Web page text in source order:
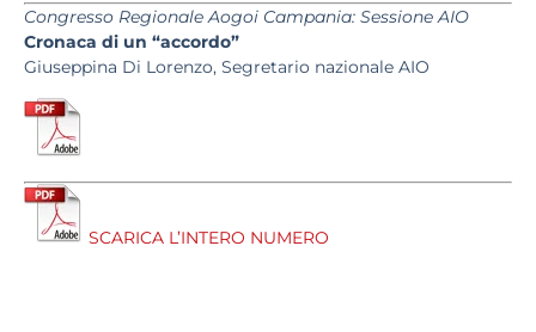
Congresso Regionale Aogoi Campania: Sessione AIO
Cronaca di un “accordo”
Giuseppina Di Lorenzo, Segretario nazionale AIO
SCARICA L’INTERO NUMERO